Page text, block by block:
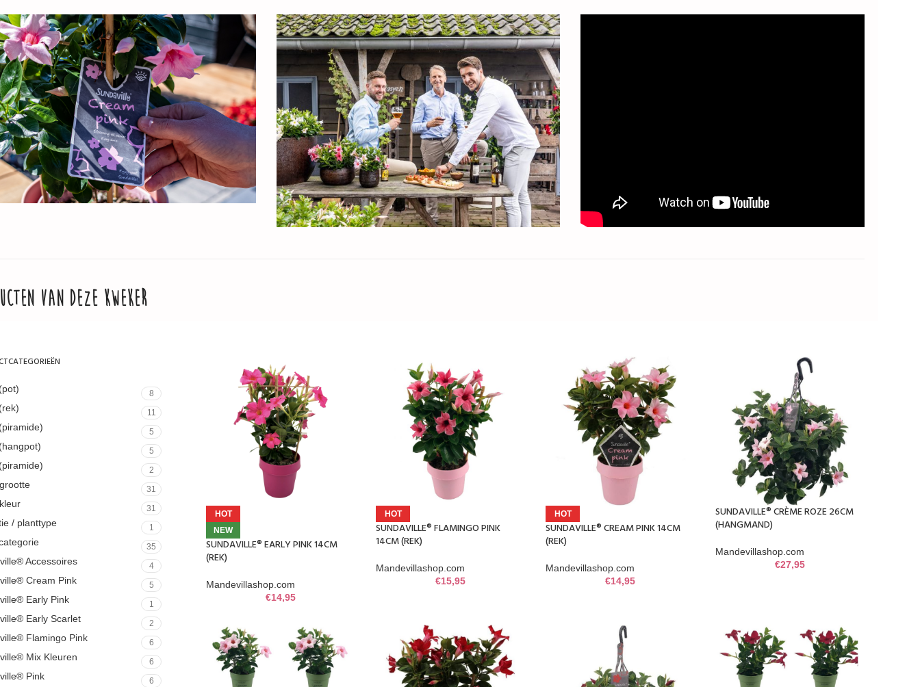
VAN DEZE KWEKER
8
11
5
5
2
31
31
/ planttype 1
35
Accessoires 4
Cream Pink 5
Early Pink 1
Early Scarlet 2
Flamingo Pink 6
Mix Kleuren 6
Pink 6
HOT
NEW
SUNDAVILLE® EARLY PINK 14CM
(REK)
Mandevillashop.com
€14,95
HOT
SUNDAVILLE® FLAMINGO PINK
14CM (REK)
Mandevillashop.com
€15,95
HOT
SUNDAVILLE® CREAM PINK 14CM
(REK)
Mandevillashop.com
€14,95
SUNDAVILLE® CRÈME ROZE 26CM
(HANGMAND)
Mandevillashop.com
€27,95